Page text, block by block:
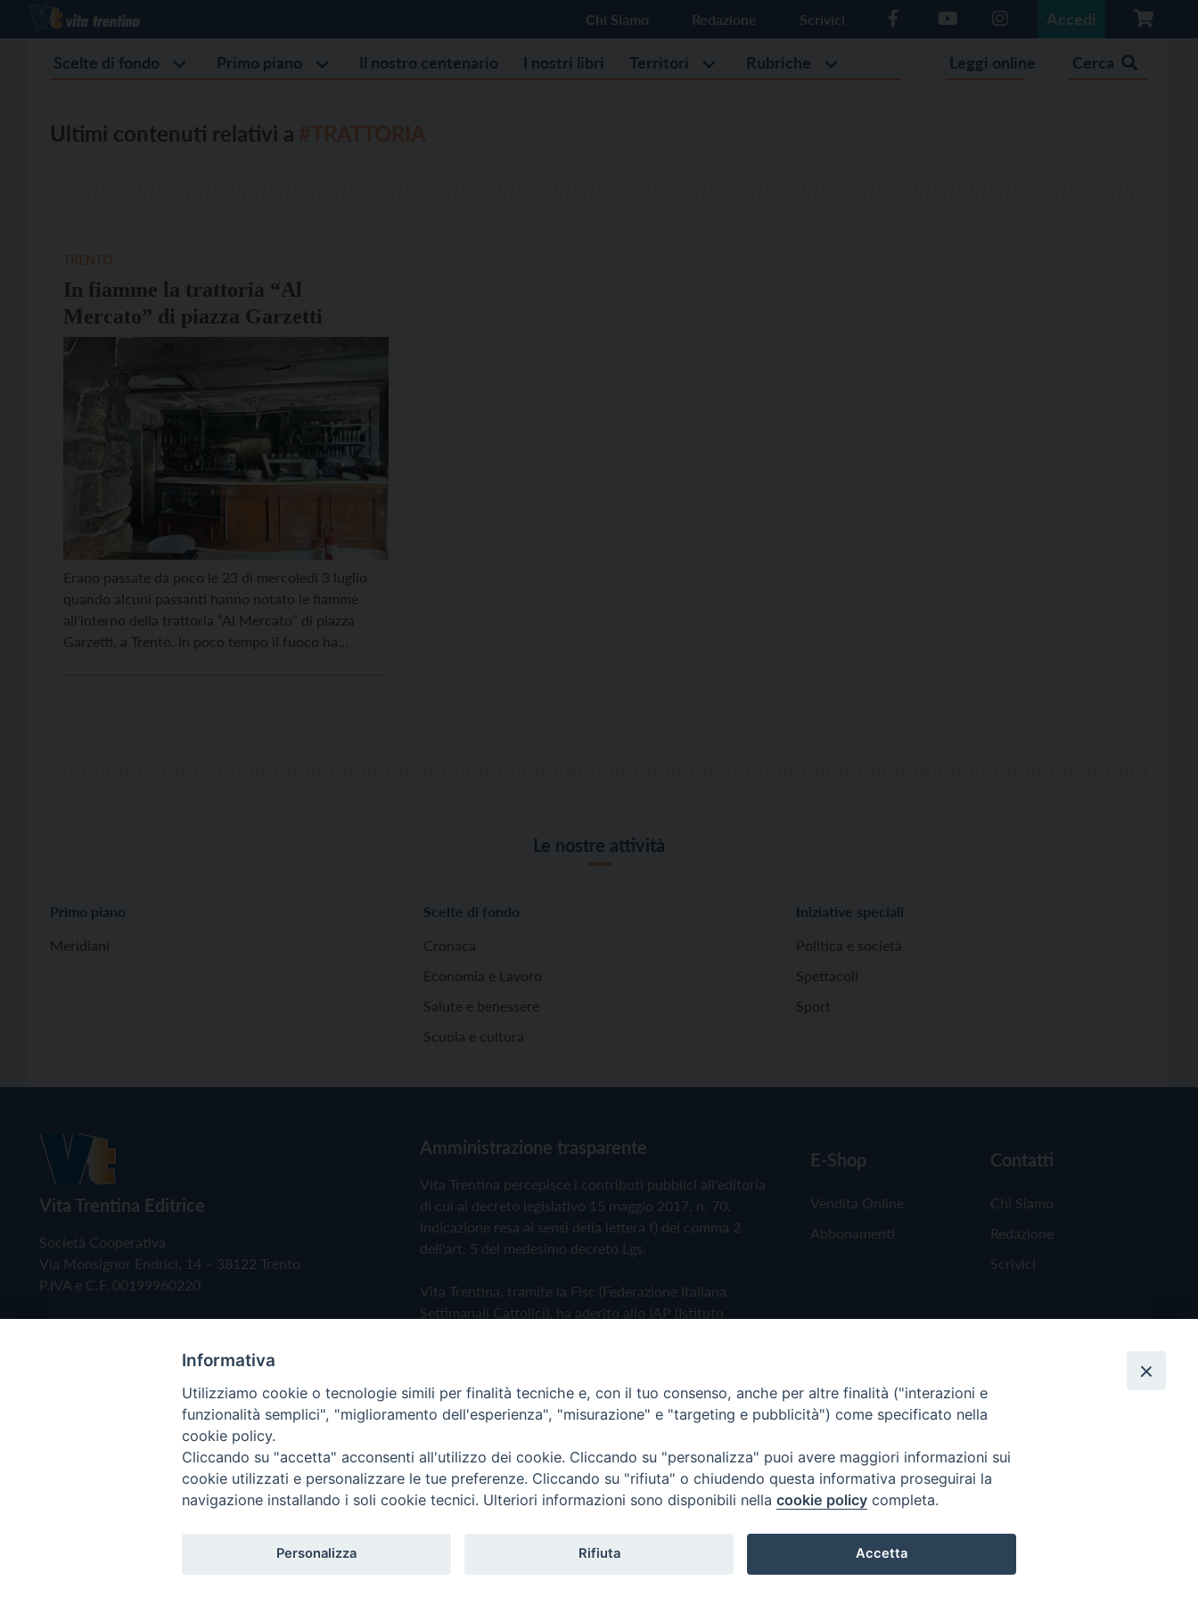
Chi Siamo Redazione Scrivici Accedi
Scelte di fondo Primo piano Il nostro centenario I nostri libri Territori Rubriche Leggi online Cerca
Ultimi contenuti relativi a
In fiamme la trattoria “Al
Mercato” di piazza Garzetti
Erano passate da poco le 23 di mercoledì 3 luglio
quando alcuni passanti hanno notato le fiamme
all’interno della trattoria “Al Mercato” di piazza
Garzetti, a Trento. In poco tempo il fuoco ha
Le nostre attività
Primo piano
Meridiani
Scelte di fondo
Cronaca
Economia e Lavoro
Salute e benessere
Scuola e cultura
Iniziative speciali
Politica e società
Spettacoli
Sport
Vita Trentina Editrice
Società Cooperativa
Via Monsignor Endrici, 14 – 38122 Trento
P.IVA e C.F. 00199960220
Amministrazione trasparente
Vita Trentina percepisce i contributi pubblici all'editoria
di cui al decreto legislativo 15 maggio 2017, n. 70.
Indicazione resa ai sensi della lettera f) del comma 2
dell'art. 5 del medesimo decreto Lgs.
Vita Trentina, tramite la Fisc (Federazione Italiana
Settimanali Cattolici), ha aderito allo IAP (Istituto
Privacy Policy Cookie Policy
E-Shop
Vendita Online
Abbonamenti
Contatti
Chi Siamo
Redazione
Scrivici
Copyright © 2019 - Tutti i diritti riservati - Vita Trentina Editrice
Informativa
Utilizziamo cookie o tecnologie simili per finalità tecniche e, con il tuo consenso, anche per altre finalità ("interazioni e
funzionalità semplici", "miglioramento dell'esperienza", "misurazione" e "targeting e pubblicità") come specificato nella
cookie policy.
Cliccando su "accetta" acconsenti all'utilizzo dei cookie. Cliccando su "personalizza" puoi avere maggiori informazioni sui
cookie utilizzati e personalizzare le tue preferenze. Cliccando su "rifiuta" o chiudendo questa informativa proseguirai la
navigazione installando i soli cookie tecnici. Ulteriori informazioni sono disponibili nella cookie policy completa.
Personalizza Rifiuta Accetta